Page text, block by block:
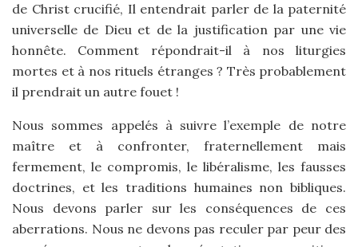
de Christ crucifié, Il entendrait parler de la paternité
universelle de Dieu et de la justification par une vie
honnête. Comment répondrait-il à nos liturgies
mortes et à nos rituels étranges ? Très probablement
il prendrait un autre fouet !
Nous sommes appelés à suivre l’exemple de notre
maître et à confronter, fraternellement mais
fermement, le compromis, le libéralisme, les fausses
doctrines, et les traditions humaines non bibliques.
Nous devons parler sur les conséquences de ces
aberrations. Nous ne devons pas reculer par peur des